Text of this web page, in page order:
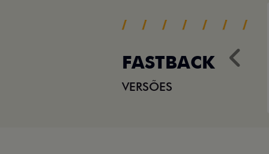
FASTBACK
VERSÕES